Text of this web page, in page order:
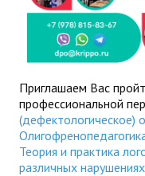
Приглашаем Вас
профессиональной
(дефектологическое)
Теория и практика
различных